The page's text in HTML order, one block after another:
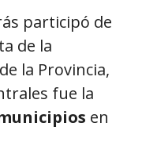
participó de
de la
la Provincia,
fue la
en